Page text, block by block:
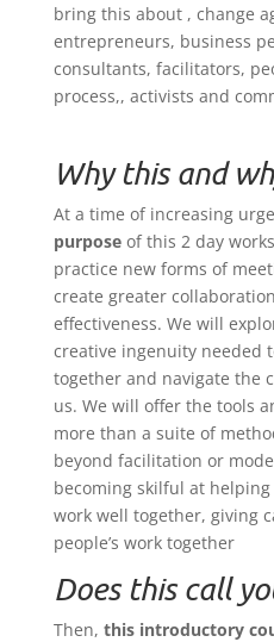
bring this about , change
entrepreneurs, business
consultants, facilitators,
process,, activists and
Why this and
At a time of increasing
purposeof this 2 day
practice new forms of
create greater
effectiveness. We will
creative ingenuity needed
together and navigate the
us. We will offer the tools
more than a suite of
beyond facilitation or
becoming skilful at
work well together, giving
people’s work together
Does this call
Then, this introductory